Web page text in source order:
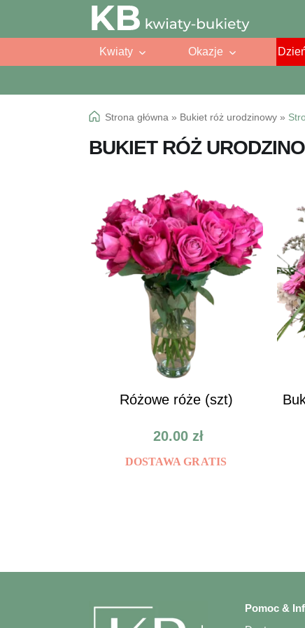
Przejdź
do
Przejdź
do
Kwiaty Okazje
Strona główna » Bukiet róż urodzinowy »
BUKIET RÓŻ
Różowe róże (szt)
20.00 zł
DOSTAWA GRATIS
Pomoc &